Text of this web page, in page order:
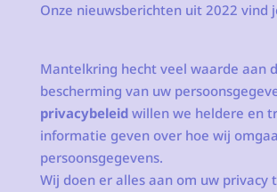
Onze nieuwsberichten uit 2022 vind
Mantelkring hecht veel waarde aan
bescherming van uw
privacybeleidwillen we heldere en
informatie geven over hoe wij
persoonsgegevens.
Wij doen er alles aan om uw privacy